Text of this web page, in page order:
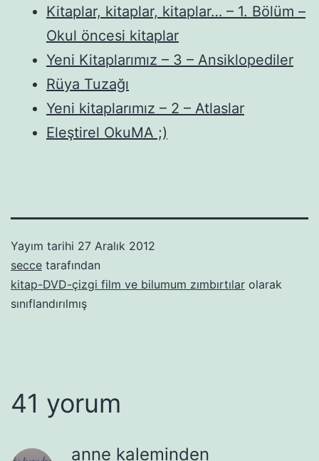
Kitaplar, kitaplar, kitaplar… – 1. Bölüm –
Okul öncesi kitaplar
Yeni Kitaplarımız – 3 – Ansiklopediler
Rüya Tuzağı
Yeni kitaplarımız – 2 – Atlaslar
Eleştirel OkuMA ;)
Yayım tarihi 27 Aralık 2012
secce tarafından
kitap-DVD-çizgi film ve bilumum zımbırtılar olarak
sınıflandırılmış
41 yorum
anne kaleminden